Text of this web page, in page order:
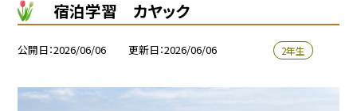
宿泊学習 カヤック
公開日 2026/06/06 更新日 2026/06/06 2年生